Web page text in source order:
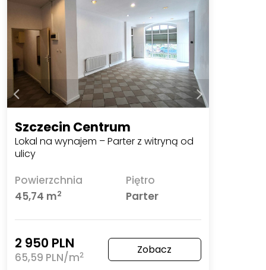
Szczecin Centrum
Lokal na wynajem – Parter z witryną od
ulicy
Powierzchnia
45,74 m2
Piętro
Parter
2 950 PLN
65,59 PLN/m2 Zobacz